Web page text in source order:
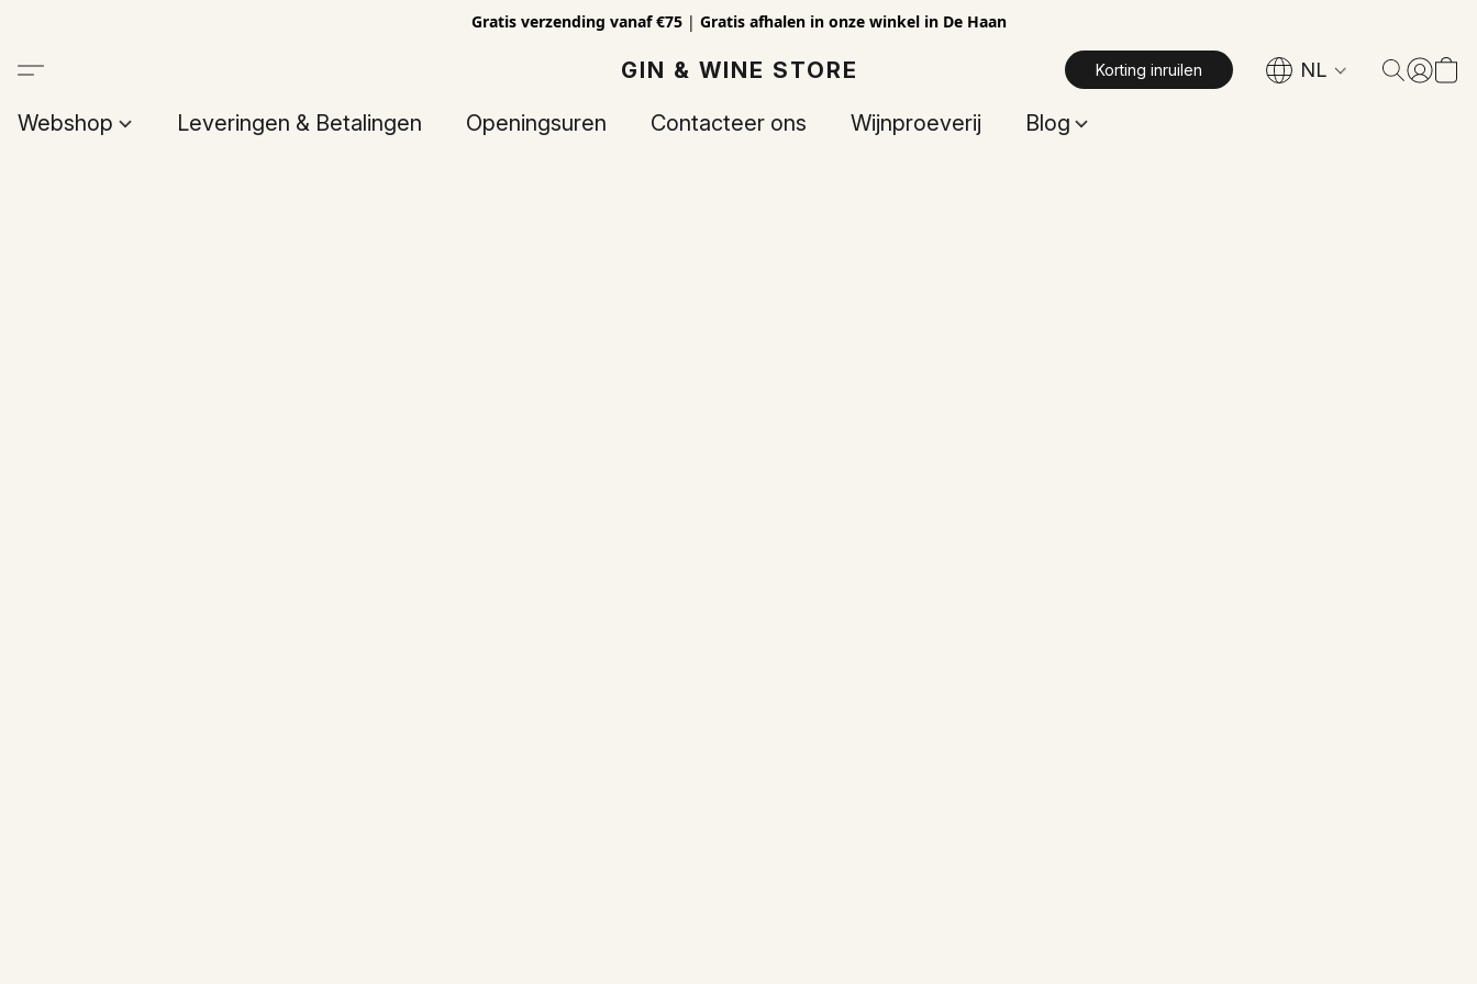
Gratis verzending vanaf €75| Gratis afhalen in onze winkel in De Haan
GIN & WINE STORE Korting inruilen NL
Webshop Leveringen & Betalingen Openingsuren Contacteer ons Wijnproeverij Blog